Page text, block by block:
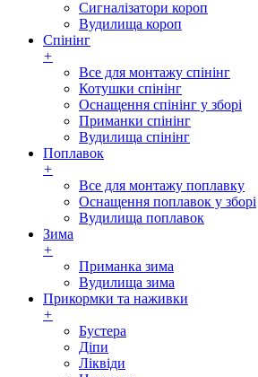
Сигналізатори короп
Вудилища короп
Спінінг
+
Все для монтажу спінінг
Котушки спінінг
Оснащення спінінг у зборі
Приманки спінінг
Вудилища спінінг
Поплавок
+
Все для монтажу поплавку
Оснащення поплавок у зборі
Вудилища поплавок
Зима
+
Приманка зима
Вудилища зима
Прикормки та наживки
+
Бустера
Діпи
Ліквіди